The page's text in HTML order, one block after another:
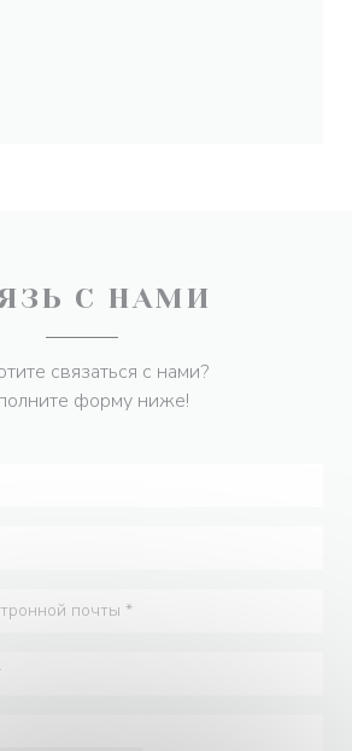
С НАМИ
связаться с нами?
форму ниже!